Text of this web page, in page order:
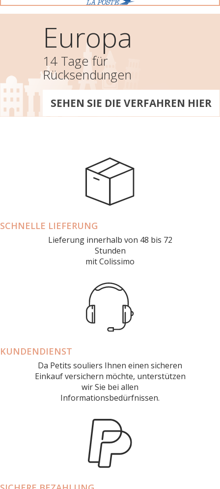
Europa
14 Tage für
Rücksendungen
SEHEN SIE DIE VERFAHREN HIER
SCHNELLE LIEFERUNG
Lieferung innerhalb von 48 bis 72
Stunden
mit Colissimo
KUNDENDIENST
Da Petits souliers Ihnen einen sicheren
Einkauf versichern möchte, unterstützen
wir Sie bei allen
Informationsbedürfnissen.